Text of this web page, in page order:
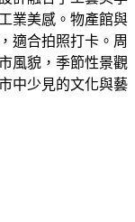
業美感。物產館與
適合拍照打卡。周
風貌，季節性景觀
中少見的文化與藝